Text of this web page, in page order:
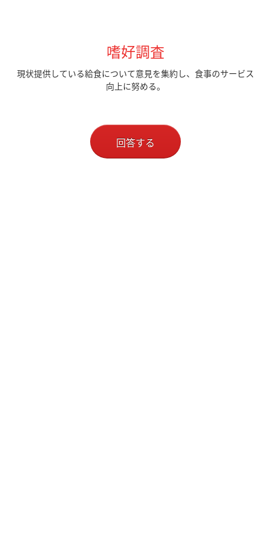
嗜好調査
現状提供している給食について意見を集約し、食事のサービス
向上に努める。
回答する